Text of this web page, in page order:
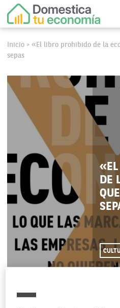
Inicio > «El libro prohibido de la
sepas
«EL
DE